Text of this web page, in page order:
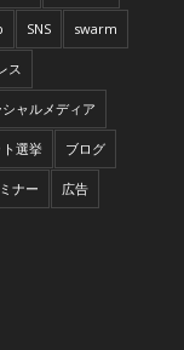
SNS swarm
ス
シャルメディア
選挙 ブログ
ナー 広告